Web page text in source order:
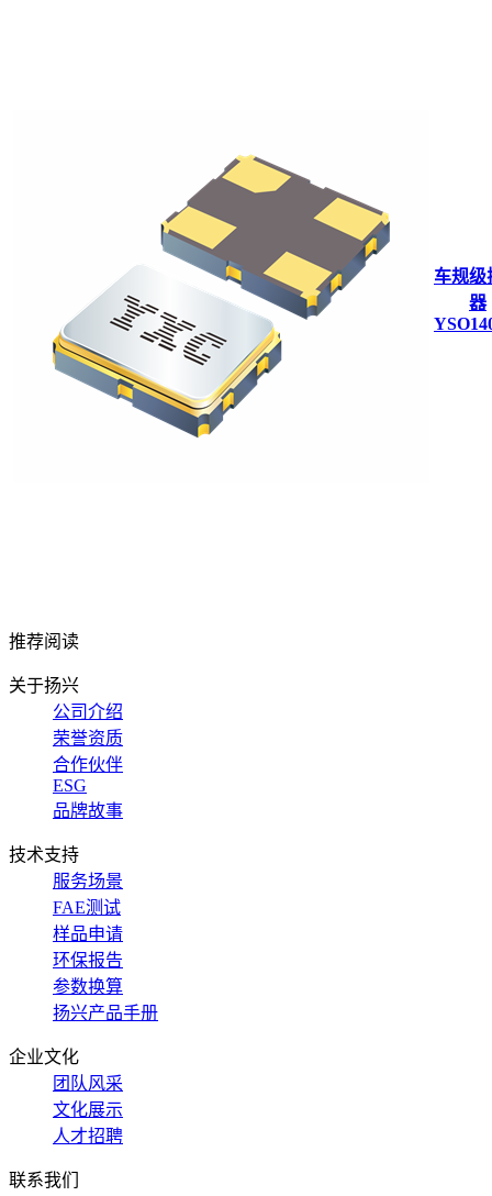
车规级
器
推荐阅读
关于扬兴
公司介绍
荣誉资质
合作伙伴
ESG
品牌故事
技术支持
服务场景
FAE测试
样品申请
环保报告
参数换算
扬兴产品手册
企业文化
团队风采
文化展示
人才招聘
联系我们